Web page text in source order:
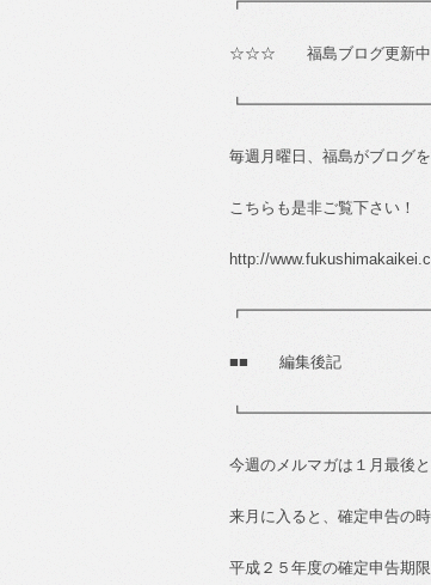
☆☆☆ 福島ブログ更新中
毎週月曜日、福島がブログ
こちらも是非ご覧下さい！
http://
■■ 編集後記
今週のメルマガは１月最後と
来月に入ると、確定申告の時
平成２５年度の確定申告期